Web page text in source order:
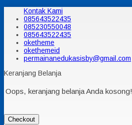
Kontak Kami
085643522435
085230550048
085643522435
oketheme
okethemeid
permainanedukasisby@gmail.com
Keranjang Belanja
Oops, keranjang belanja Anda kosong!
Checkout